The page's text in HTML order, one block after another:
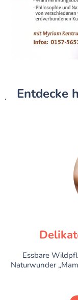
Entdecke
Essbare
Naturwunder